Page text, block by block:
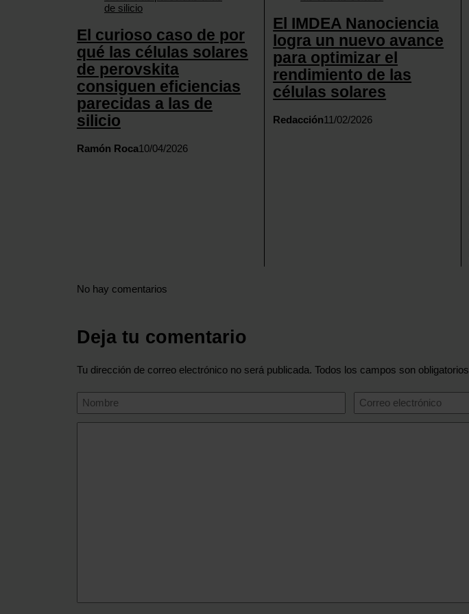
El curioso caso de por
qué las células solares
de perovskita
consiguen eficiencias
parecidas a las de
silicio
Ramón Roca10/04/2026
El IMDEA Nanociencia
logra un nuevo avance
para optimizar el
rendimiento de las
células solares
Redacción11/02/2026
No hay comentarios
Deja tu comentario
Tu dirección de correo electrónico no será publicada. Todos los campos son obligatorios